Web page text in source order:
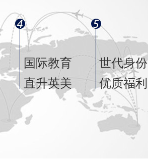
国际教育
直升英美
世代身份
优质福利